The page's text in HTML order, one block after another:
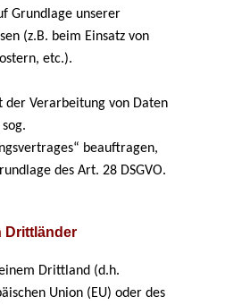
Grundlage unserer
(z.B. beim Einsatz von
etc.).
Verarbeitung von Daten
beauftragen,
des Art. 28 DSGVO.
Drittländer
Drittland (d.h.
Union (EU) oder des